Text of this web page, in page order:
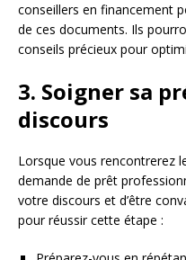
conseillers en financement
de ces documents. Ils
conseils précieux pour
3. Soigner sa
discours
Lorsque vous rencontrerez
demande de prêt
votre discours et d’être
pour réussir cette étape :